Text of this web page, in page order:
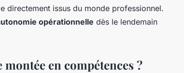
directement issus du monde professionnel.
opérationnelle dès le lendemain
en compétences ?